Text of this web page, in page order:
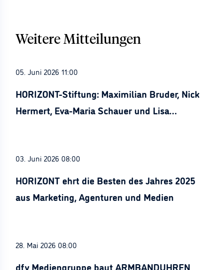
Weitere Mitteilungen
05. Juni 2026 11:00
HORIZONT-Stiftung: Maximilian Bruder, Nick
Hermert, Eva-Maria Schauer und Lisa
03. Juni 2026 08:00
HORIZONT ehrt die Besten des Jahres 2025
aus Marketing, Agenturen und Medien
28. Mai 2026 08:00
dfv Mediengruppe baut ARMBANDUHREN